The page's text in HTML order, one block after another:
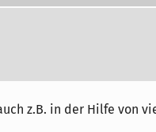
z.B. in der Hilfe von